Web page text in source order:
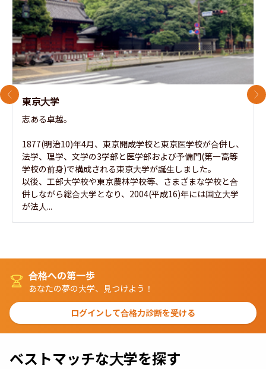
東京大学
志ある卓越。
1877(明治10)年4月、東京開成学校と東京医学校が合併し、
法学、理学、文学の3学部と医学部および予備門(第一高等
学校の前身)で構成される東京大学が誕生しました。
以後、工部大学校や東京農林学校等、さまざまな学校と合
併しながら総合大学となり、2004(平成16)年には国立大学
が法人...
前のスライド 次
合格への第一歩
あなたの夢の大学、見つけよう！
ログインして合格力診断を受ける
ベストマッチな大学を探す